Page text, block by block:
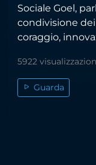
Sociale Goel,
condivisione
coraggio,
5922
Guarda